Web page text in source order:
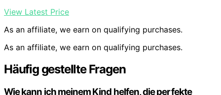
View Latest Price
As an affiliate, we earn on qualifying purchases.
As an affiliate, we earn on qualifying purchases.
Häufig gestellte Fragen
Wie kann ich meinem Kind helfen, die perfekte